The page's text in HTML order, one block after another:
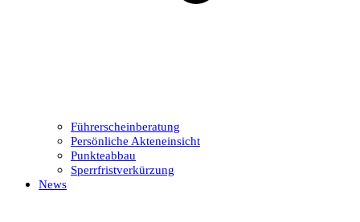
Führerscheinberatung
Persönliche Akteneinsicht
Punkteabbau
Sperrfristverkürzung
News